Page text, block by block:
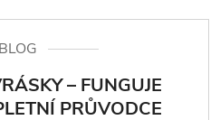
BLOG
– FUNGUJE
PRŮVODCE